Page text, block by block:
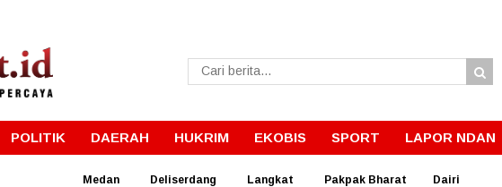
POLITIK DAERAH HUKRIM EKOBIS SPORT LAPOR NDAN
Medan Deliserdang Langkat Pakpak Bharat Dairi